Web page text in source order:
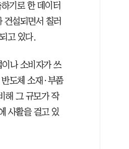
기로 한 데이터
설되면서 칠러
고 있다.
나 소비자가 쓰
도체 소재·부품
해 그 규모가 작
사활을 걸고 있